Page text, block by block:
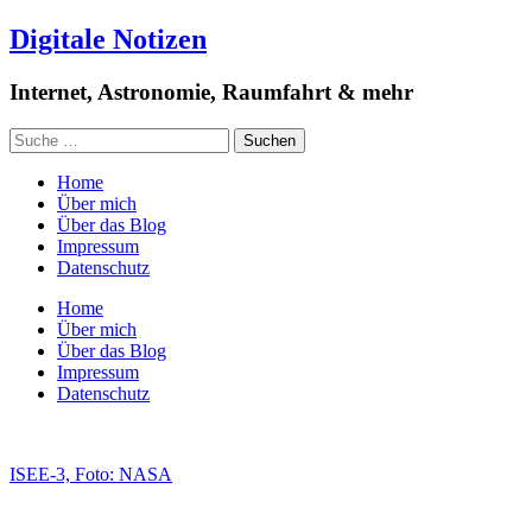
Digitale Notizen
Internet, Astronomie, Raumfahrt & mehr
Home
Über mich
Über das Blog
Impressum
Datenschutz
Home
Über mich
Über das Blog
Impressum
Datenschutz
ISEE-3, Foto: NASA